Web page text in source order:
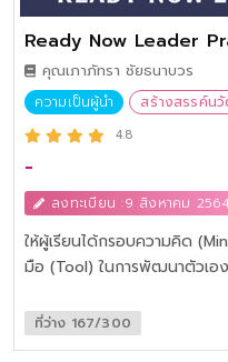
Ready Now Leader
คุณเภาภัทรา ชัยธนาบวร
ความเป็นผู้นำ สร้างสรรค์นวั
4.8
-
ลงทะเบียน :9 สิงหาคม
ให้ผู้เรียนได้กรอบความคิด
มือ (Tool) ในการพัฒนาตัวเอ
พนักงาน หรือผู้บริหาร และ ให้
มากขึ้น เพราะการพัฒนาการภ
ที่ว่าง 167/300